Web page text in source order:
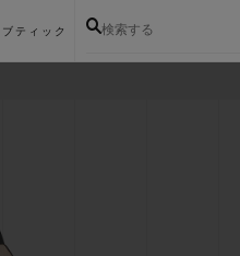
ブティック 検索する